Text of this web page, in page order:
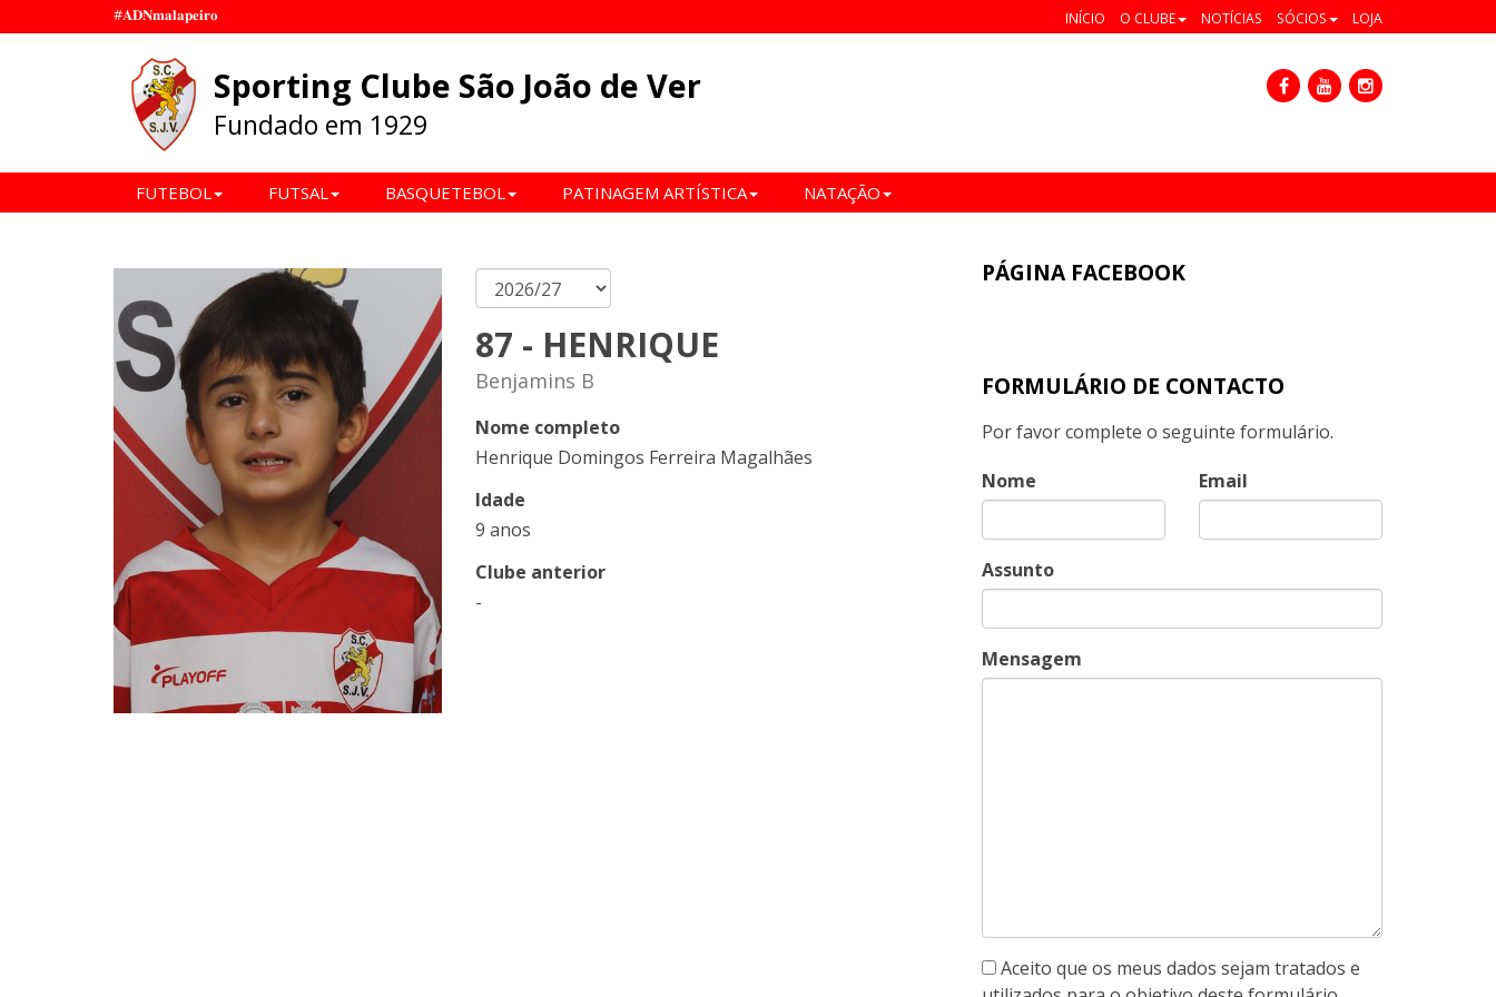
#𝐀𝐃𝐍𝐦𝐚𝐥𝐚𝐩𝐞𝐢𝐫𝐨 INÍCIO O CLUBE NOTÍCIAS SÓCIOS LOJA
Sporting Clube São João de Ver
Fundado em 1929
FUTEBOL FUTSAL BASQUETEBOL PATINAGEM ARTÍSTICA NATAÇÃO
87 - HENRIQUE
Benjamins B
Nome completo
Henrique Domingos Ferreira Magalhães
Idade
9 anos
Clube anterior
-
PÁGINA FACEBOOK
FORMULÁRIO DE CONTACTO
Por favor complete o seguinte formulário.
Nome
Email
Assunto
Mensagem
Aceito que os meus dados sejam tratados e